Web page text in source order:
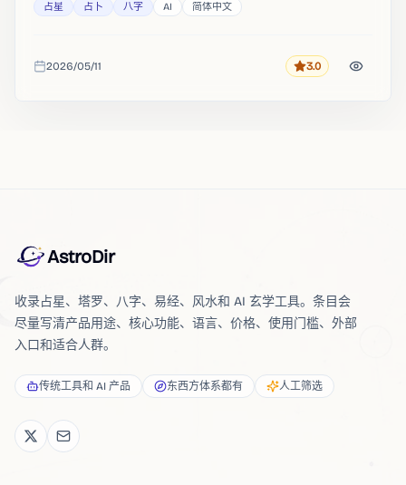
占星 占卜 八字 AI 简体中文
收录时间
2026/05/11 评分3.0
AstroDir
收录占星、塔罗、八字、易经、风水和 AI 玄学工具。条目会
尽量写清产品用途、核心功能、语言、价格、使用门槛、外部
入口和适合人群。
传统工具和 AI 产品 东西方体系都有 人工筛选